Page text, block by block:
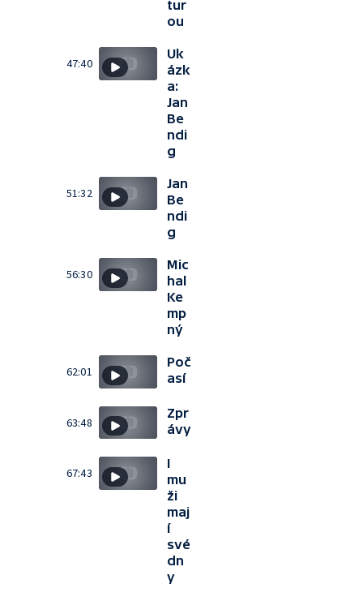
tur
ou
47:40
Uk
ázk
a:
Jan
Be
ndi
g
51:32
Jan
Be
ndi
g
56:30
Mic
hal
Ke
mp
ný
62:01
Poč
así
63:48
Zpr
ávy
67:43
I
mu
ži
maj
í
své
dn
y